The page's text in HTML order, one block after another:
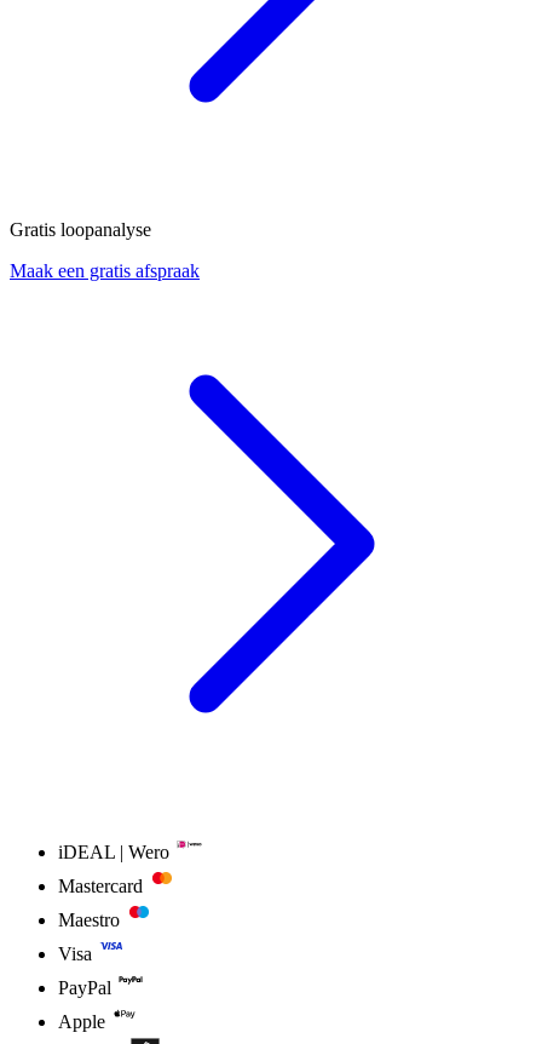
Gratis loopanalyse
Maak een gratis afspraak
iDEAL | Wero
Mastercard
Maestro
Visa
PayPal
Apple